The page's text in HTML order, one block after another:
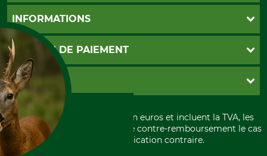
Foire aux questions
Abonnement à la newsletter
Contact
Garantie / Devis
Paramètres des cookies
INFORMATIONS
CGV
Livraison
Conditions d'annulation
Formulaire de rétraction
Politique de confidentialité
Élimination et environnement
Rétractation de votre commande
MOYENS DE PAIEMENT
PayPal
Carte de crédit
Paiement á l'avance
GRUBE KG
Histoire
International
Portrait
Qui sommes-nous
Tous les prix sont exprimés en euros et incluent la TVA, les
frais d'expédition et les frais de contre-remboursement le cas
échéant, sauf indication contraire.